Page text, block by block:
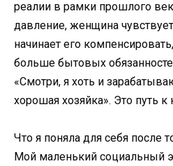
реалии в рамки прошлого
давление, женщина
начинает его
больше бытовых
«Смотри, я хоть и
хорошая хозяйка». Это путь к
Что я поняла для себя после
Мой маленький социальный